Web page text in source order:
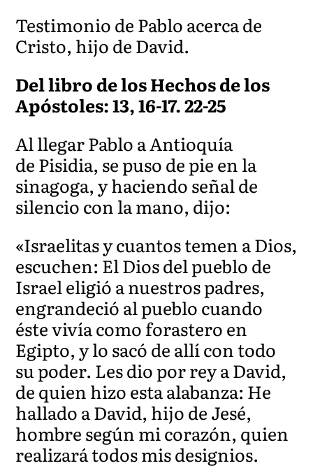
Testimonio de Pablo acerca de
Cristo, hijo de David.
Del libro de los Hechos de los
Apóstoles: 13, 16-17. 22-25
Al llegar Pablo a Antioquía
de Pisidia, se puso de pie en la
sinagoga, y haciendo señal de
silencio con la mano, dijo:
«Israelitas y cuantos temen a Dios,
escuchen: El Dios del pueblo de
Israel eligió a nuestros padres,
engrandeció al pueblo cuando
éste vivía como forastero en
Egipto, y lo sacó de allí con todo
su poder. Les dio por rey a David,
de quien hizo esta alabanza: He
hallado a David, hijo de Jesé,
hombre según mi corazón, quien
realizará todos mis designios.